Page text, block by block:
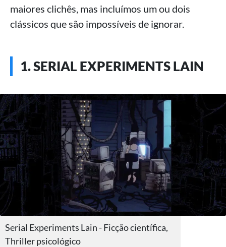
maiores clichês, mas incluímos um ou dois
clássicos que são impossíveis de ignorar.
1. SERIAL EXPERIMENTS LAIN
Serial Experiments Lain - Ficção científica,
Thriller psicológico